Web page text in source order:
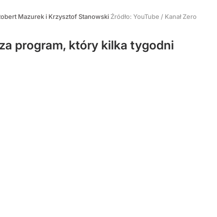
Mazurek i Krzysztof Stanowski Źródło: YouTube / Kanał Zero
program, który kilka tygodni